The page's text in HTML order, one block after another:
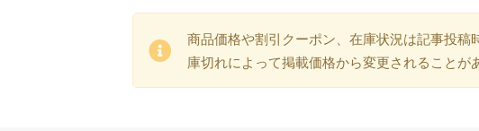
商品価格や割引クーポン、在庫状況は記事投
庫切れによって掲載価格から変更されることが